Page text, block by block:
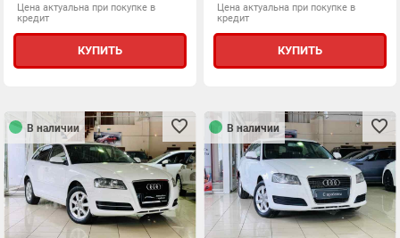
Цена актуальна при покупке в
кредит
КУПИТЬ
Цена актуальна при покупке в
кредит
КУПИТЬ
В наличии В наличии